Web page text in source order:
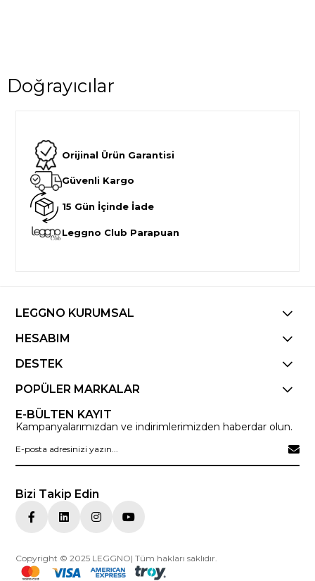
Doğrayıcılar
Orijinal Ürün Garantisi
Güvenli Kargo
15 Gün İçinde İade
Leggno Club Parapuan
LEGGNO KURUMSAL
HESABIM
DESTEK
POPÜLER MARKALAR
E-BÜLTEN KAYIT
Kampanyalarımızdan ve indirimlerimizden haberdar olun.
Bizi Takip Edin
Copyright © 2025 LEGGNO| Tüm hakları saklıdır.